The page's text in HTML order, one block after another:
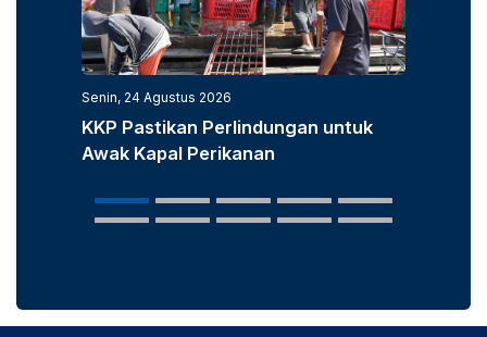
Senin, 24 Agustus 2026
KKP Pastikan Perlindungan untuk
Awak Kapal Perikanan